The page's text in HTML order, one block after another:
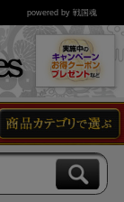
powered by 戦国魂